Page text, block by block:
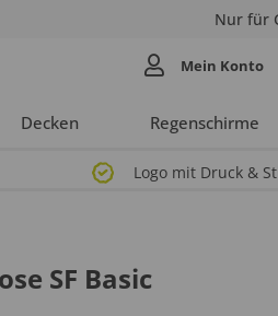
Nur für
Decken Regenschirme
Mein Konto
Logo mit Druck &
SF Basic